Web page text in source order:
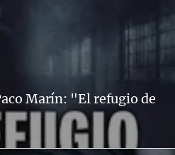
Marín: "El refugio de